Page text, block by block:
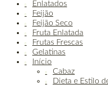
Enlatados
Feijão
Feijão Seco
Fruta Enlatada
Frutas Frescas
Gelatinas
Início
Cabaz
Dieta e Estilo